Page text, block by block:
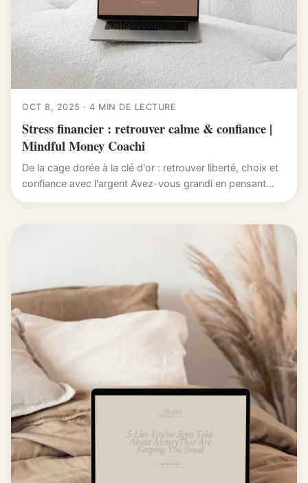
OCT 8, 2025 · 4 MIN DE LECTURE
Stress financier : retrouver calme & confiance |
Mindful Money Coachi
De la cage dorée à la clé d'or : retrouver liberté, choix et
confiance avec l'argent Avez-vous grandi en pensant...